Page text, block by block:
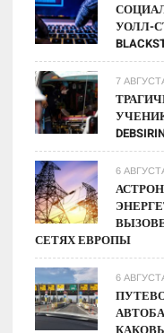
УОЛЛ-
7
6
СЕТЯХ ЕВРОПЫ
6